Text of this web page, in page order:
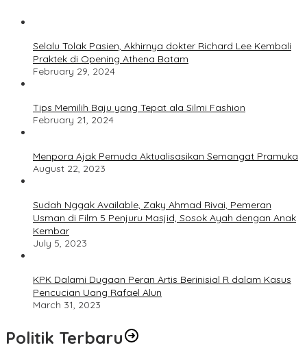
Selalu Tolak Pasien, Akhirnya dokter Richard Lee Kembali
Praktek di Opening Athena Batam
February 29, 2024
Tips Memilih Baju yang Tepat ala Silmi Fashion
February 21, 2024
Menpora Ajak Pemuda Aktualisasikan Semangat Pramuka
August 22, 2023
Sudah Nggak Available, Zaky Ahmad Rivai, Pemeran
Usman di Film 5 Penjuru Masjid, Sosok Ayah dengan Anak
Kembar
July 5, 2023
KPK Dalami Dugaan Peran Artis Berinisial R dalam Kasus
Pencucian Uang Rafael Alun
March 31, 2023
Politik Terbaru